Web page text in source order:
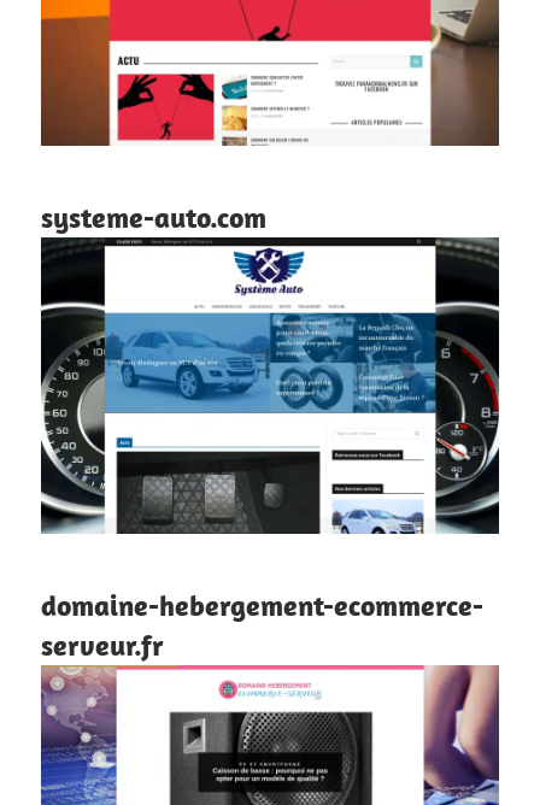
systeme-auto.com
domaine-hebergement-ecommerce-
serveur.fr